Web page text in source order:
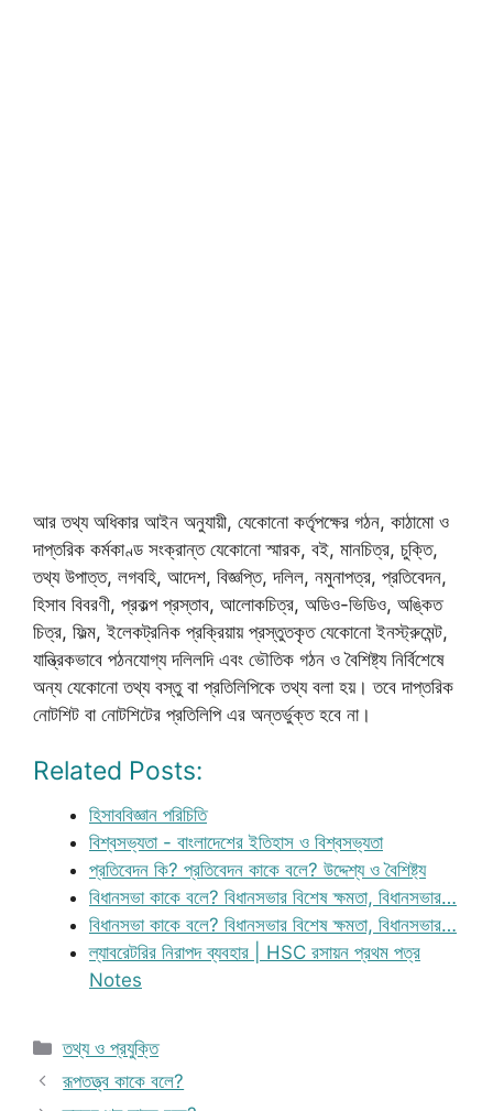
আর তথ্য অধিকার আইন অনুযায়ী, যেকোনো কর্তৃপক্ষের গঠন, কাঠামো ও
দাপ্তরিক কর্মকাণ্ড সংক্রান্ত যেকোনো স্মারক, বই, মানচিত্র, চুক্তি,
তথ্য উপাত্ত, লগবহি, আদেশ, বিজ্ঞপ্তি, দলিল, নমুনাপত্র, প্রতিবেদন,
হিসাব বিবরণী, প্রকল্প প্রস্তাব, আলোকচিত্র, অডিও-ভিডিও, অঙ্কিত
চিত্র, ফিল্ম, ইলেকট্রনিক প্রক্রিয়ায় প্রস্তুতকৃত যেকোনো ইনস্ট্রুমেন্ট,
যান্ত্রিকভাবে পঠনযোগ্য দলিলদি এবং ভৌতিক গঠন ও বৈশিষ্ট্য নির্বিশেষে
অন্য যেকোনো তথ্য বস্তু বা প্রতিলিপিকে তথ্য বলা হয়। তবে দাপ্তরিক
নোটশিট বা নোটশিটের প্রতিলিপি এর অন্তর্ভুক্ত হবে না।
Related Posts:
হিসাববিজ্ঞান পরিচিতি
বিশ্বসভ্যতা - বাংলাদেশের ইতিহাস ও বিশ্বসভ্যতা
প্রতিবেদন কি? প্রতিবেদন কাকে বলে? উদ্দেশ্য ও বৈশিষ্ট্য
বিধানসভা কাকে বলে? বিধানসভার বিশেষ ক্ষমতা, বিধানসভার…
বিধানসভা কাকে বলে? বিধানসভার বিশেষ ক্ষমতা, বিধানসভার…
ল্যাবরেটরির নিরাপদ ব্যবহার | HSC রসায়ন প্রথম পত্র
Notes
Categories
তথ্য ও প্রযুক্তি
রূপতত্ত্ব কাকে বলে?